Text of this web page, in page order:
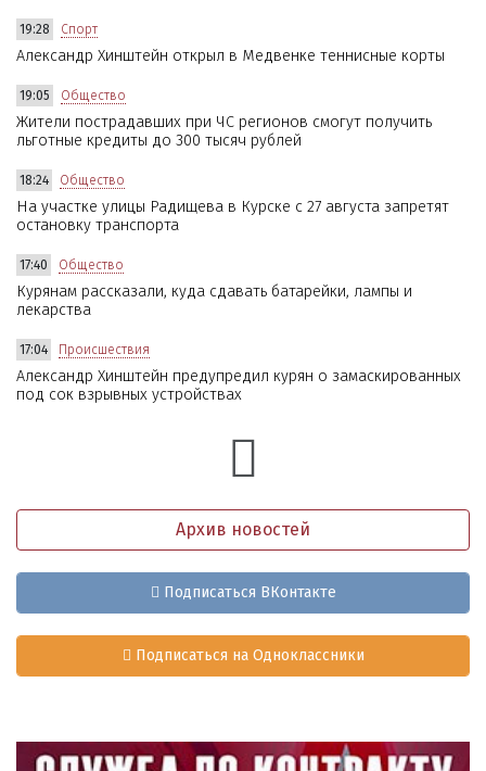
19:28 Спорт
Александр Хинштейн открыл в Медвенке теннисные корты
19:05 Общество
Жители пострадавших при ЧС регионов смогут получить
льготные кредиты до 300 тысяч рублей
18:24 Общество
На участке улицы Радищева в Курске с 27 августа запретят
остановку транспорта
17:40 Общество
Курянам рассказали, куда сдавать батарейки, лампы и
лекарства
17:04 Происшествия
Александр Хинштейн предупредил курян о замаскированных
под сок взрывных устройствах
Архив новостей
Подписаться ВКонтакте
Подписаться на Одноклассники